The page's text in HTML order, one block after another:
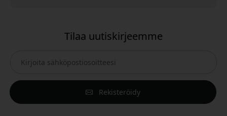
Tilaa uutiskirjeemme
Rekisteröidy